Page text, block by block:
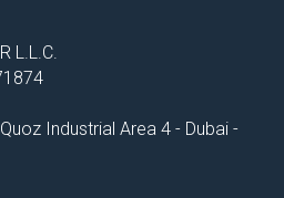
L.L.C.
Industrial Area 4 - Dubai -